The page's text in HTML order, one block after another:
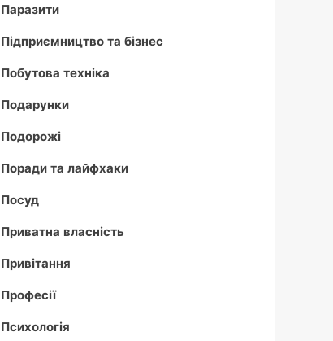
Паразити
Підприємництво та бізнес
Побутова техніка
Подарунки
Подорожі
Поради та лайфхаки
Посуд
Приватна власність
Привітання
Професії
Психологія